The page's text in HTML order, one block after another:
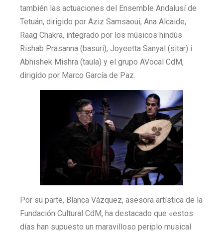
también las actuaciones del Ensemble Andalusí de
Tetuán, dirigido por Aziz Samsaoui; Ana Alcaide,
Raag Chakra, integrado por los músicos hindús
Rishab Prasanna (basuri), Joyeetta Sanyal (sitar) i
Abhishek Mishra (taula) y el grupo AVocal CdM,
dirigido por Marco García de Paz.
Por su parte, Blanca Vázquez, asesora artística de la
Fundación Cultural CdM, ha destacado que «estos
días han supuesto un maravilloso periplo musical